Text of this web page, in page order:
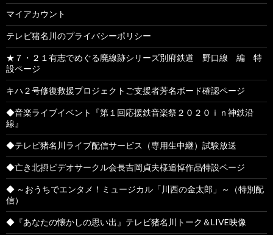
マイアカウント
テレビ猪名川のプライバシーポリシー
★７・２１有志でめぐる廃線跡シリーズ別府鉄道 野口線 編 特
設ページ
キハ２号修復救援プロジェクトご支援者芳名ボード確認ページ
◆音楽ライブイベント『第１回応援鉄音楽祭２０２０ｉｎ神鉄沿
線』
◆テレビ猪名川ライブ配信サービス（専用生中継）試験放送
◆亡き北摂ビデオサークル会長吉岡貞夫様追悼作品特設ページ
◆ ～おうちでエンタメ！ミュージカル「川西の金太郎」～（特別配
信）
◆『あなたの懐かしの思い出』テレビ猪名川トーク＆LIVE映像